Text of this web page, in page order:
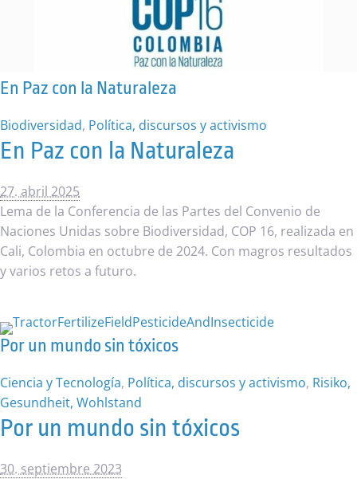
En Paz con la Naturaleza
Biodiversidad, Política, discursos y activismo
En Paz con la Naturaleza
27. abril 2025
Lema de la Conferencia de las Partes del Convenio de
Naciones Unidas sobre Biodiversidad, COP 16, realizada en
Cali, Colombia en octubre de 2024. Con magros resultados
y varios retos a futuro.
Por un mundo sin tóxicos
Ciencia y Tecnología, Política, discursos y activismo, Risiko,
Gesundheit, Wohlstand
Por un mundo sin tóxicos
30. septiembre 2023